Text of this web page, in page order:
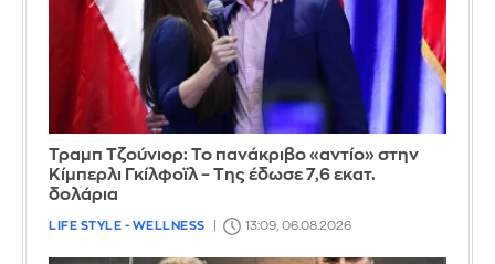
Τραμπ Τζούνιορ: Το πανάκριβο «αντίο» στην
Κίμπερλι Γκίλφοϊλ – Της έδωσε 7,6 εκατ.
δολάρια
LIFE STYLE - WELLNESS 13:09, 06.08.2026